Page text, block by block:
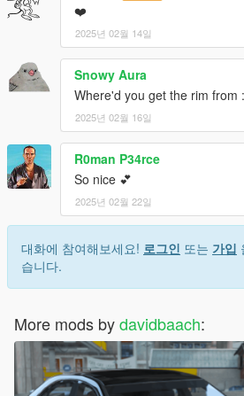
❤️
2025년 02월 14일
Snowy Aura
Where'd you get the rim from
2025년 02월 16일
R0man P34rce
So nice 💕
2025년 02월 22일
대화에 참여해보세요! 로그인 또는 가입
습니다.
More mods bydavidbaach: